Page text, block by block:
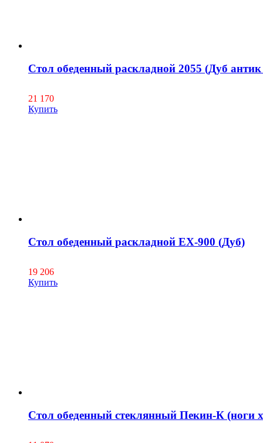
Стол обеденный раскладной 2055 (Дуб
21 170
Купить
Стол обеденный раскладной EX-900 (Дуб)
19 206
Купить
Стол обеденный стеклянный Пекин-К (ноги